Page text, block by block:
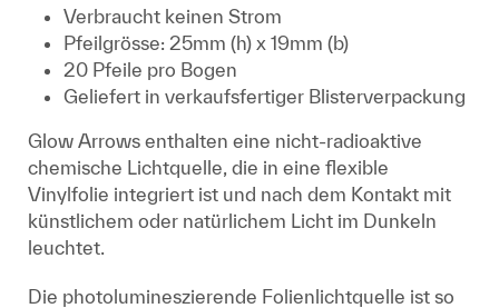
Verbraucht keinen Strom
Pfeilgrösse: 25mm (h) x 19mm (b)
20 Pfeile pro Bogen
Geliefert in verkaufsfertiger Blisterverpackung
Glow Arrows enthalten eine nicht-radioaktive
chemische Lichtquelle, die in eine flexible
Vinylfolie integriert ist und nach dem Kontakt mit
künstlichem oder natürlichem Licht im Dunkeln
leuchtet.
Die photolumineszierende Folienlichtquelle ist so